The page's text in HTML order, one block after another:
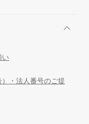
い
・法人番号のご提